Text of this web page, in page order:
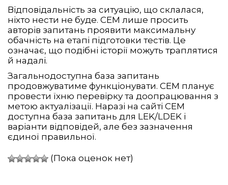
Відповідальність за ситуацію, що склалася,
ніхто нести не буде. СЕМ лише просить
авторів запитань проявити максимальну
обачність на етапі підготовки тестів. Це
означає, що подібні історії можуть траплятися
й надалі.
Загальнодоступна база запитань
продовжуватиме функціонувати. CEM планує
провести їхню перевірку та доопрацювання з
метою актуалізації. Наразі на сайті СЕМ
доступна база запитань для LEK/LDEK і
варіанти відповідей, але без зазначення
єдиної правильної.
(Пока оценок нет)